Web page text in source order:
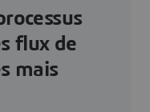
flux de
mais